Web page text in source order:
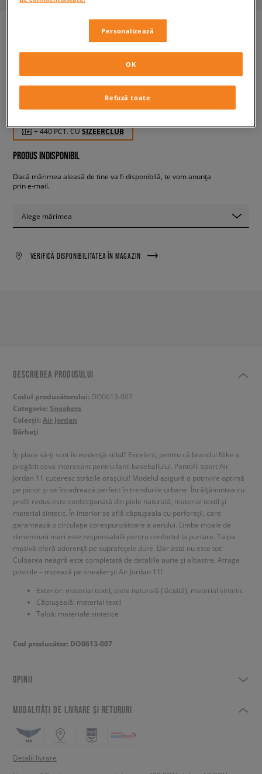
JORDAN AIR 11 CMFT
439,99 RON cu TVA
+ 440 PCT. CU SIZEERCLUB
PRODUS INDISPONIBIL
Dacă mărimea aleasă de tine va fi disponibilă, te vom anunța
prin e-mail.
Alege mărimea
VERIFICĂ DISPONIBILITATEA ÎN MAGAZIN
DESCRIEREA PRODUSULUI
Codul producătorului: DO0613-007
Categorie: Sneakers
Colecții:Air Jordan
Bărbați
Îți place să-ți scot în evidență stilul? Excelent, pentru că brandul Nike a
pregătit ceva interesant pentru fanii baseballului. Pantofii sport Air
Jordan 11 cuceresc străzile orașului! Modelul asigură o potrivire optimă
pe picior și se încadrează perfect în trendurile urbane. Încălțămintea cu
profil redus este confecționată din piele naturală, material textil și
material sintetic. În interior se află căptușeala cu perforații, care
garantează o circulație corespunzătoare a aerului. Limba moale de
dimensiuni mari este responsabilă pentru confortul la purtare. Talpa
masivă oferă aderență pe suprafețele dure. Dar asta nu este tot!
Culoarea neagră este completată de detaliile aurie și albastre. Atrage
privirile – mizează pe sneakerșii Air Jordan 11!
Exterior: material textil, piele naturală (lăcuită), material sintetic
Căptușeală: material textil
Talpă: materiale sintetice
Cod producător: DO0613-007
OPINII
MODALITĂȚI DE LIVRARE ȘI RETURURI
Detalii livrare
Personalizează
Refuză toate
OK